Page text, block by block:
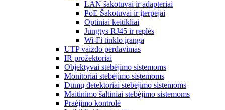
LAN šakotuvai ir adapteriai
PoE Šakotuvai ir įterpėjai
Optiniai keitikliai
Jungtys RJ45 ir replės
Wi-Fi tinklo įranga
UTP vaizdo perdavimas
IR prožektoriai
Objektyvai stebėjimo sistemoms
Monitoriai stebėjimo sistemoms
Dūmų detektoriai stebėjimo sistemoms
Maitinimo šaltiniai stebėjimo sistemoms
Praėjimo kontrolė